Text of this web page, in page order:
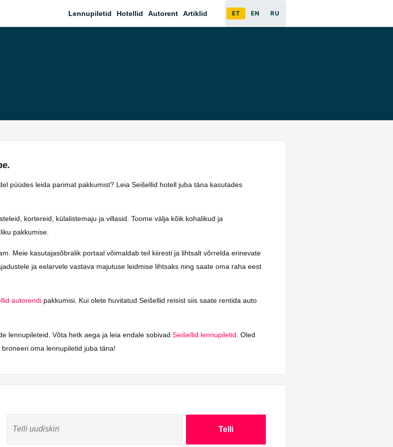
Lennupiletid Hotellid Autorent Artiklid ET EN RU
püüdes leida parimat pakkumist? Leia Seišellid hotell juba täna kasutades
kortereid, külalistemaju ja villasid. Toome välja kõik kohalikud ja
pakkumise.
Meie kasutajasõbralik portaal võimaldab teil kiiresti ja lihtsalt võrrelda erinevate
ja eelarvele vastava majutuse leidmise lihtsaks ning saate oma raha eest
autorendi pakkumisi. Kui olete huvitatud Seišellid reisist siis saate rentida auto
lennupileteid. Võta hetk aega ja leia endale sobivad Seišellid lennupiletid . Oled
oma lennupiletid juba täna!
Telli